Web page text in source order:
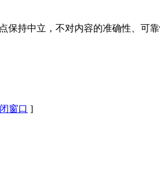
保持中立，不对内容的准确性、可
窗口 ]